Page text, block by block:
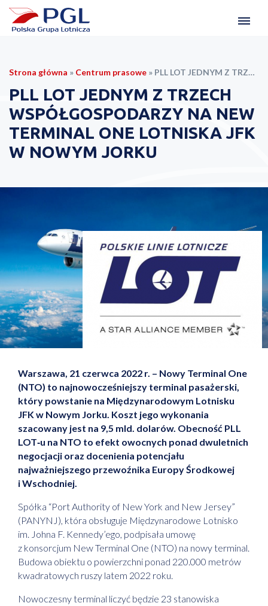
Strona główna » Centrum prasowe » PLL LOT JEDNYM Z TRZECH WSPÓŁGOSPODARZY NA NEW TERMINAL ONE LOTNISKA JFK W NOWYM JORKU
PLL LOT JEDNYM Z TRZECH
WSPÓŁGOSPODARZY NA NEW
TERMINAL ONE LOTNISKA JFK
W NOWYM JORKU
Warszawa, 21 czerwca 2022 r. – Nowy Terminal One
(NTO) to najnowocześniejszy terminal pasażerski,
który powstanie na Międzynarodowym Lotnisku
JFK w Nowym Jorku. Koszt jego wykonania
szacowany jest na 9,5 mld. dolarów. Obecność PLL
LOT‑u na NTO to efekt owocnych ponad dwuletnich
negocjacji oraz docenienia potencjału
najważniejszego przewoźnika Europy Środkowej
i Wschodniej.
Spółka “Port Authority of New York and New Jersey”
(PANYNJ), która obsługuje Międzynarodowe Lotnisko
im. Johna F. Kennedy’ego, podpisała umowę
z konsorcjum New Terminal One (NTO) na nowy terminal.
Budowa obiektu o powierzchni ponad 220.000 metrów
kwadratowych ruszy latem 2022 roku.
Nowoczesny terminal liczyć będzie 23 stanowiska